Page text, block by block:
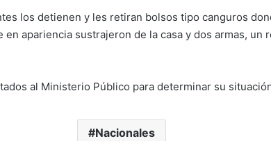
los detienen y les retiran bolsos tipo canguros
en apariencia sustrajeron de la casa y dos armas, un
al Ministerio Público para determinar su
Nacionales